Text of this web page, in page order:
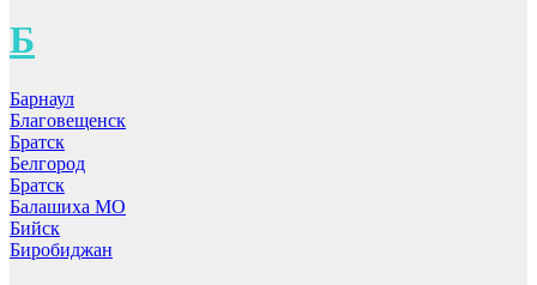
Б
Барнаул
Благовещенск
Братск
Белгород
Братск
Балашиха МО
Бийск
Биробиджан